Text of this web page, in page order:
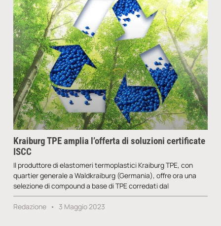
Kraiburg TPE amplia l’offerta di soluzioni certificate
ISCC
Il produttore di elastomeri termoplastici Kraiburg TPE, con
quartier generale a Waldkraiburg (Germania), offre ora una
selezione di compound a base di TPE corredati dal
Redazione 3 Maggio 2023